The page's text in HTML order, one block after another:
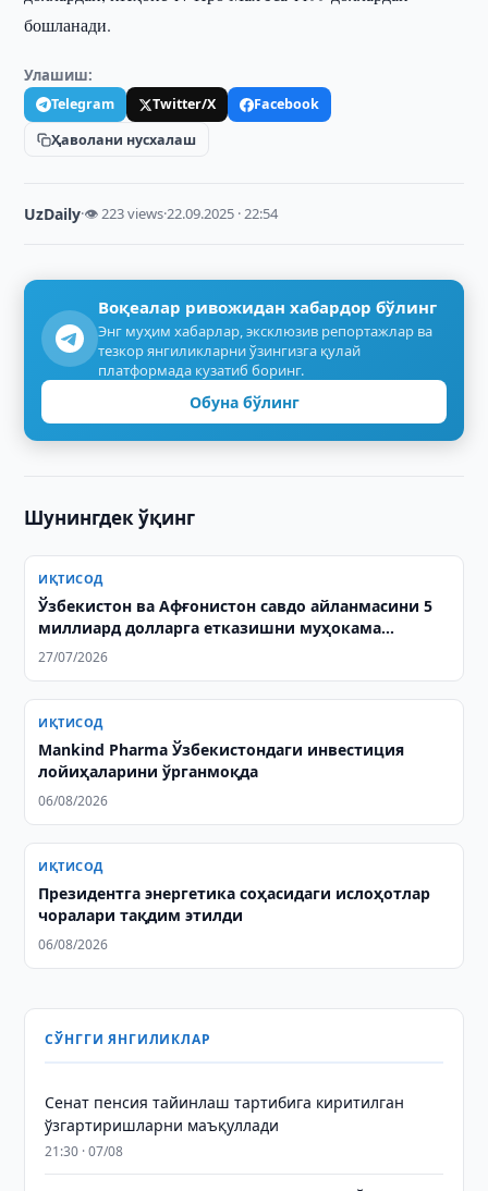
бошланади.
Улашиш:
Telegram Twitter/X
Facebook
Ҳаволани нусхалаш
UzDaily·👁 223 views·22.09.2025 · 22:54
Воқеалар ривожидан хабардор бўлинг
Энг муҳим хабарлар, эксклюзив репортажлар ва
тезкор янгиликларни ўзингизга қулай
платформада кузатиб боринг.
Обуна бўлинг
Шунингдек ўқинг
ИҚТИСОД
Ўзбекистон ва Афғонистон савдо айланмасини 5
миллиард долларга етказишни муҳокама
қилишди
27/07/2026
ИҚТИСОД
Mankind Pharma Ўзбекистондаги инвестиция
лойиҳаларини ўрганмоқда
06/08/2026
ИҚТИСОД
Президентга энергетика соҳасидаги ислоҳотлар
чоралари тақдим этилди
06/08/2026
СЎНГГИ ЯНГИЛИКЛАР
Сенат пенсия тайинлаш тартибига киритилган
ўзгартиришларни маъқуллади
21:30 · 07/08